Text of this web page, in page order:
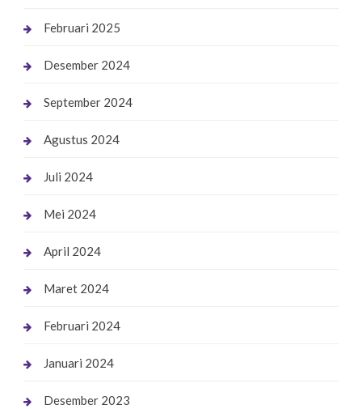
Februari 2025
Desember 2024
September 2024
Agustus 2024
Juli 2024
Mei 2024
April 2024
Maret 2024
Februari 2024
Januari 2024
Desember 2023